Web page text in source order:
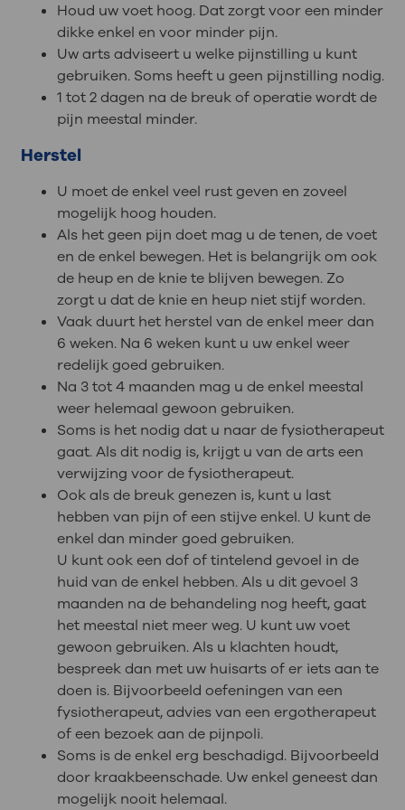
Houd uw voet hoog. Dat zorgt voor een minder
dikke enkel en voor minder pijn.
Uw arts adviseert u welke pijnstilling u kunt
gebruiken. Soms heeft u geen pijnstilling nodig.
1 tot 2 dagen na de breuk of operatie wordt de
pijn meestal minder.
Herstel
U moet de enkel veel rust geven en zoveel
mogelijk hoog houden.
Als het geen pijn doet mag u de tenen, de voet
en de enkel bewegen. Het is belangrijk om ook
de heup en de knie te blijven bewegen. Zo
zorgt u dat de knie en heup niet stijf worden.
Vaak duurt het herstel van de enkel meer dan
6 weken. Na 6 weken kunt u uw enkel weer
redelijk goed gebruiken.
Na 3 tot 4 maanden mag u de enkel meestal
weer helemaal gewoon gebruiken.
Soms is het nodig dat u naar de fysiotherapeut
gaat. Als dit nodig is, krijgt u van de arts een
verwijzing voor de fysiotherapeut.
Ook als de breuk genezen is, kunt u last
hebben van pijn of een stijve enkel. U kunt de
enkel dan minder goed gebruiken.
U kunt ook een dof of tintelend gevoel in de
huid van de enkel hebben. Als u dit gevoel 3
maanden na de behandeling nog heeft, gaat
het meestal niet meer weg. U kunt uw voet
gewoon gebruiken. Als u klachten houdt,
bespreek dan met uw huisarts of er iets aan te
doen is. Bijvoorbeeld oefeningen van een
fysiotherapeut, advies van een ergotherapeut
of een bezoek aan de pijnpoli.
Soms is de enkel erg beschadigd. Bijvoorbeeld
door kraakbeenschade. Uw enkel geneest dan
mogelijk nooit helemaal.